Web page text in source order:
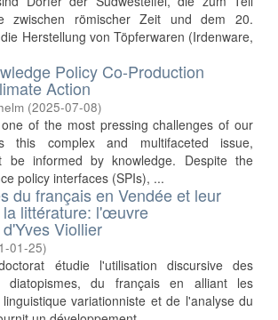
zwischen römischer Zeit und dem 20.
Herstellung von Töpferwaren (Irdenware,
Policy Co-Production
Action
(2025-07-08)
of the most pressing challenges of our
this complex and multifaceted issue,
be informed by knowledge. Despite the
policy interfaces (SPIs), ...
du français en Vendée et leur
la littérature: l'œuvre
Viollier
01-25)
étudie l'utilisation discursive des
diatopismes, du français en alliant les
variationniste et de l'analyse du